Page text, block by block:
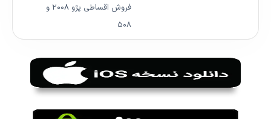
فروش اقساطی پژو ۲۰۰۸ و
۵۰۸